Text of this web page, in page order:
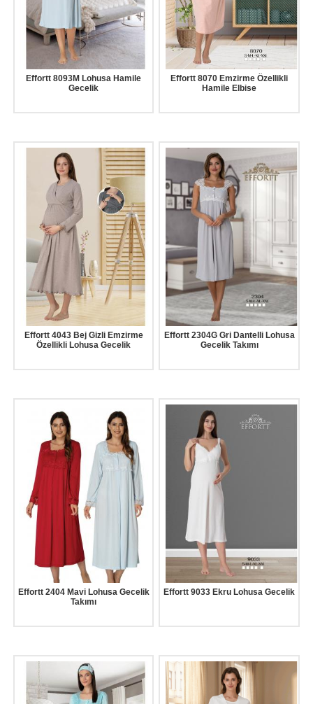
Effortt 8093M Lohusa Hamile
Gecelik
Effortt 8070 Emzirme Özellikli
Hamile Elbise
Effortt 4043 Bej Gizli Emzirme
Özellikli Lohusa Gecelik
Effortt 2304G Gri Dantelli Lohusa
Gecelik Takımı
Effortt 2404 Mavi Lohusa Gecelik
Takımı
Effortt 9033 Ekru Lohusa Gecelik